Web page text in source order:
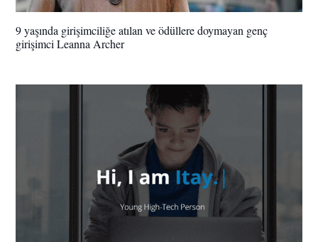
9 yaşında girişimciliğe atılan ve ödüllere doymayan genç
girişimci Leanna Archer